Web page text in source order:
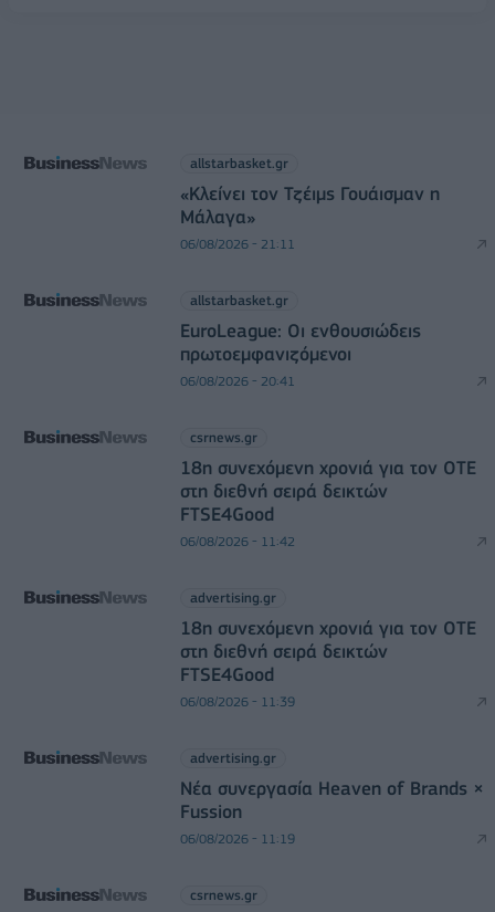
allstarbasket.gr
«Κλείνει τον Τζέιμς Γουάισμαν η
Μάλαγα»
06/08/2026 - 21:11
allstarbasket.gr
EuroLeague: Οι ενθουσιώδεις
πρωτοεμφανιζόμενοι
06/08/2026 - 20:41
csrnews.gr
18η συνεχόμενη χρονιά για τον ΟΤΕ
στη διεθνή σειρά δεικτών
FTSE4Good
06/08/2026 - 11:42
advertising.gr
18η συνεχόμενη χρονιά για τον ΟΤΕ
στη διεθνή σειρά δεικτών
FTSE4Good
06/08/2026 - 11:39
advertising.gr
Νέα συνεργασία Heaven of Brands ×
Fussion
06/08/2026 - 11:19
csrnews.gr